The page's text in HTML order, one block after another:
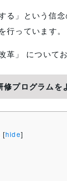
」という信
っています。
」 についてお
プログラムを
[hide]